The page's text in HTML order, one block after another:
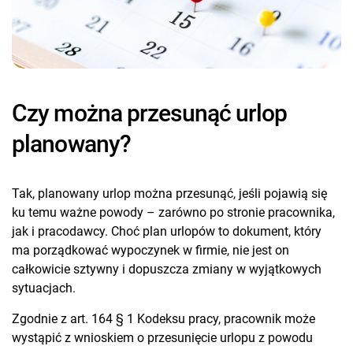
Czy można przesunąć urlop
planowany?
Tak, planowany urlop można przesunąć, jeśli pojawią się
ku temu ważne powody – zarówno po stronie pracownika,
jak i pracodawcy. Choć plan urlopów to dokument, który
ma porządkować wypoczynek w firmie, nie jest on
całkowicie sztywny i dopuszcza zmiany w wyjątkowych
sytuacjach.
Zgodnie z art. 164 § 1 Kodeksu pracy, pracownik może
wystąpić z wnioskiem o przesunięcie urlopu z powodu